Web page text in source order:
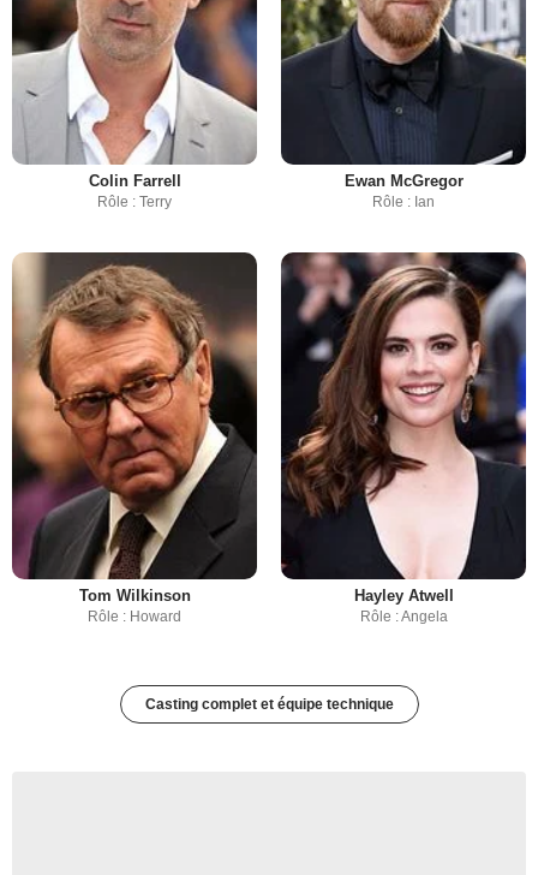
Colin Farrell
Rôle : Terry
Ewan McGregor
Rôle : Ian
Tom Wilkinson
Rôle : Howard
Hayley Atwell
Rôle : Angela
Casting complet et équipe technique